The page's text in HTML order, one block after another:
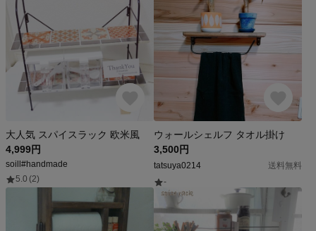
大人気 スパイスラック 欧米風
4,999円
soill#handmade
5.0 (2)
ウォールシェルフ タオル掛け
3,500円
tatsuya0214
送料無料
-